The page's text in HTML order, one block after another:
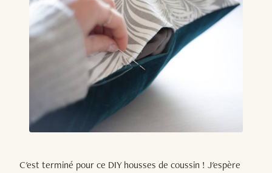
C'est terminé pour ce DIY housses de coussin ! J'espère